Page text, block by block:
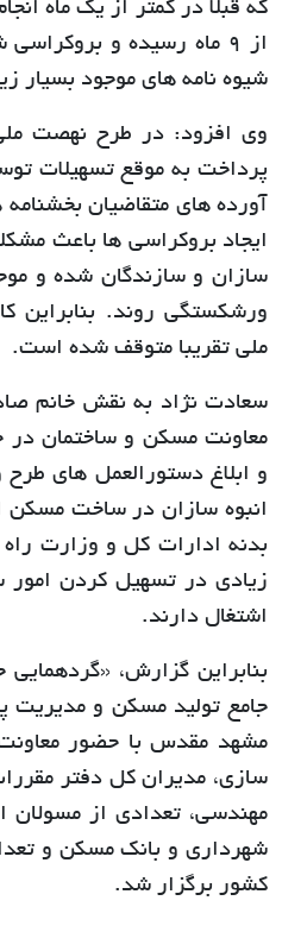
که قبلا در کمتر از یک ماه
از 9 ماه رسیده و
شیوه نامه های موجود بسیار
وی افزود: در طرح نهصت
پرداخت به موقع تسهیلات
آورده های متقاضیان
ایجاد بروکراسی ها باعث
سازان و سازندگان شده و
ورشکستگی روند.
ملی تقریبا متوقف شده است.
سعادت نژاد به نقش خانم
معاونت مسکن و ساختمان
و ابلاغ دستورالعمل های
انبوه سازان در ساخت مسکن
بدنه ادارات کل و وزارت
زیادی در تسهیل کردن
اشتغال دارند.
بنابراین گزارش، «گردهمایی
جامع تولید مسکن و مدیریت
مشهد مقدس با حضور
سازی، مدیران کل دفتر
مهندسی، تعدادی از مسولان
شهرداری و بانک مسکن و
کشور برگزار شد.